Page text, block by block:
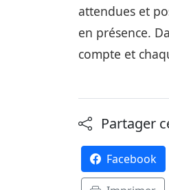
attendues et
en présence.
compte et
Partager
Facebook